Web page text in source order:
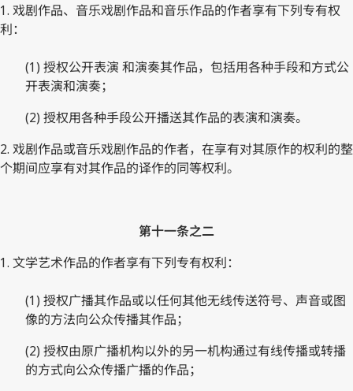
1. 戏剧作品、音乐戏剧作品和音乐作品的作者享有下列专有权
利：
(1) 授权公开表演 和演奏其作品，包括用各种手段和方式公
开表演和演奏；
(2) 授权用各种手段公开播送其作品的表演和演奏。
2. 戏剧作品或音乐戏剧作品的作者，在享有对其原作的权利的整
个期间应享有对其作品的译作的同等权利。
第十一条之二
1. 文学艺术作品的作者享有下列专有权利：
(1) 授权广播其作品或以任何其他无线传送符号、声音或图
像的方法向公众传播其作品；
(2) 授权由原广播机构以外的另一机构通过有线传播或转播
的方式向公众传播广播的作品；